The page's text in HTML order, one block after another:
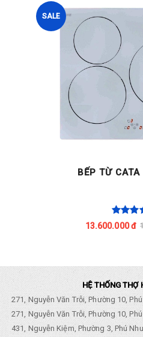
SALE
BẾP TỪ
13.600.000 đ
HỆ THỐNG THỢ
271, Nguyễn Văn Trỗi, Phường 10,
271, Nguyễn Văn Trỗi, Phường 10,
431, Nguyễn Kiệm, Phường 3, Phú